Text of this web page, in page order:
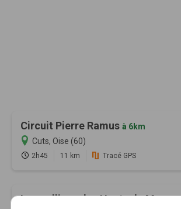
Circuit Pierre Ramus à 6km
Cuts, Oise (60)
2h45 11 km Tracé GPS
Les collines des Hauts de Magny